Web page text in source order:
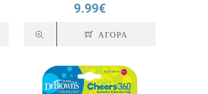
9.99€
ΑΓΟΡΑ